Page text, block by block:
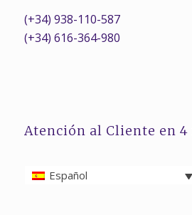
(+34) 938-110-587
(+34) 616-364-980
Atención al Cliente en
Español